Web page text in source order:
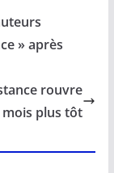
g
er
» après
rouvre
plus tôt